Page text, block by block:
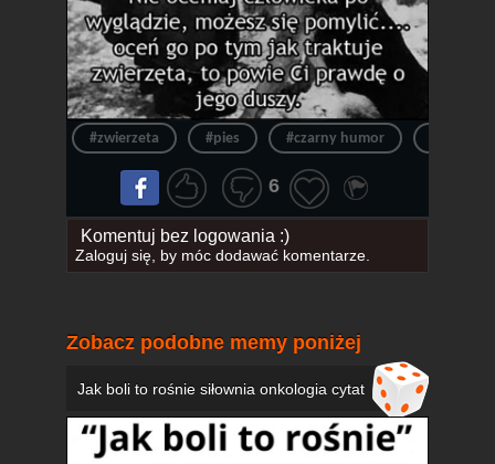
#zwierzeta #pies #czarny humor
6
Komentuj bez logowania :)
Zaloguj się, by móc dodawać komentarze.
Zobacz podobne memy poniżej
Jak boli to rośnie siłownia onkologia cytat